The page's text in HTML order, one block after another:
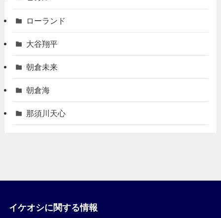
ローランド
大谷翔平
朝倉未来
朝倉海
那須川天心
イケオシに関する情報